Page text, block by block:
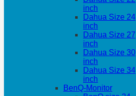
inch
Dahua Size 24
inch
Dahua Size 27
inch
Dahua Size 30
inch
Dahua Size 34
inch
BenQ-Monitor